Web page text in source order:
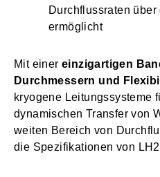
Durchflussraten
ermöglicht
Mit einer einzigartigen
Durchmessern und
kryogene Leitungssysteme
dynamischen Transfer von
weiten Bereich von
die Spezifikationen von